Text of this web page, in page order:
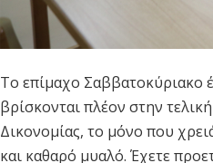
Το επίμαχο Σαββατοκύριακο
βρίσκονται πλέον στην
Δικονομίας, το μόνο που
και καθαρό μυαλό. Έχετε